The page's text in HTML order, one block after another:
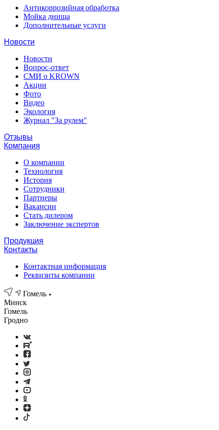
Антикоррозийная обработка
Мойка днища
Дополнительные услуги
Новости
Новости
Вопрос-ответ
СМИ о KROWN
Акции
Фото
Видео
Экология
Журнал "За рулем"
Отзывы
Компания
О компании
Технология
История
Сотрудники
Партнеры
Вакансии
Стать дилером
Заключение экспертов
Продукция
Контакты
Контактная информация
Реквизиты компании
Гомель
Минск
Гомель
Гродно